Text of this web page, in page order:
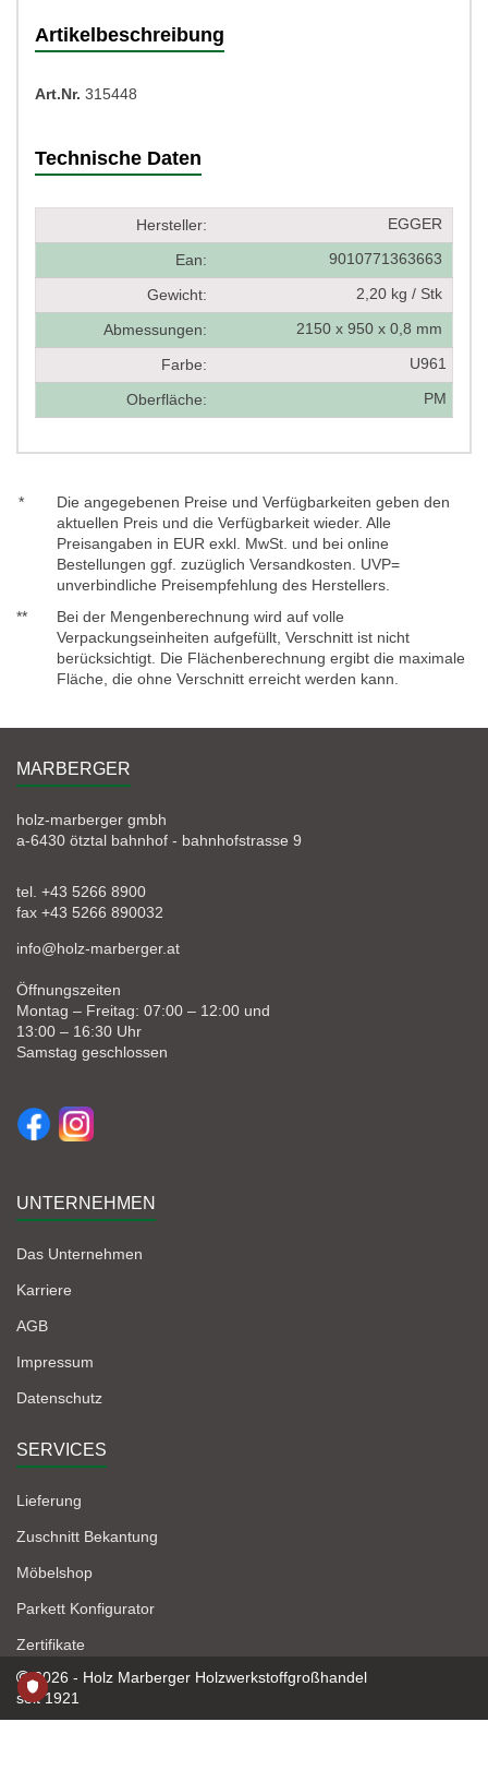
Artikelbeschreibung
Art.Nr. 315448
Technische Daten
Hersteller: EGGER
Ean: 9010771363663
Gewicht: 2,20 kg / Stk
Abmessungen: 2150 x 950 x 0,8 mm
Farbe: U961
Oberfläche: PM
*
Die angegebenen Preise und Verfügbarkeiten geben den
aktuellen Preis und die Verfügbarkeit wieder. Alle
Preisangaben in EUR exkl. MwSt. und bei online
Bestellungen ggf. zuzüglich Versandkosten. UVP=
unverbindliche Preisempfehlung des Herstellers.
**
Bei der Mengenberechnung wird auf volle
Verpackungseinheiten aufgefüllt, Verschnitt ist nicht
berücksichtigt. Die Flächenberechnung ergibt die maximale
Fläche, die ohne Verschnitt erreicht werden kann.
MARBERGER
holz-marberger gmbh
a-6430 ötztal bahnhof - bahnhofstrasse 9
tel. +43 5266 8900
fax +43 5266 890032
info@holz-marberger.at
Öffnungszeiten
Montag – Freitag: 07:00 – 12:00 und
13:00 – 16:30 Uhr
Samstag geschlossen
UNTERNEHMEN
Das Unternehmen
Karriere
AGB
Impressum
Datenschutz
SERVICES
Lieferung
Zuschnitt Bekantung
Möbelshop
Parkett Konfigurator
Zertifikate
2026 - Holz Marberger Holzwerkstoffgroßhandel
seit 1921